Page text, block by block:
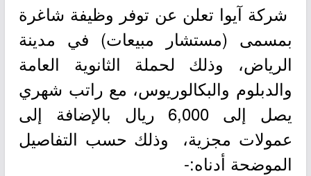
شركة آيوا تعلن عن توفر وظيفة شاغرة
بمسمى (مستشار مبيعات) في مدينة
الرياض، وذلك لحملة الثانوية العامة
والدبلوم والبكالوريوس، مع راتب شهري
يصل إلى 6,000 ريال بالإضافة إلى
عمولات مجزية، وذلك حسب التفاصيل
الموضحة أدناه:-